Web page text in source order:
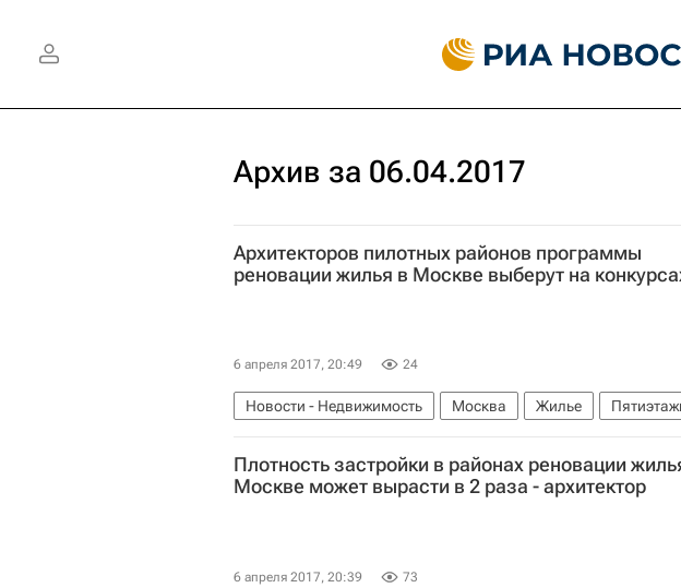
Архив за 06.04.2017
Архитекторов пилотных районов программы
реновации жилья в Москве выберут на
6 апреля 2017, 20:49 24
Новости - Недвижимость Москва Жилье
Конкурсы
Строительство Сергей Кузнецов
Россия
Плотность застройки в районах реновации
Москве может вырасти в 2 раза - архитектор
6 апреля 2017, 20:39 73